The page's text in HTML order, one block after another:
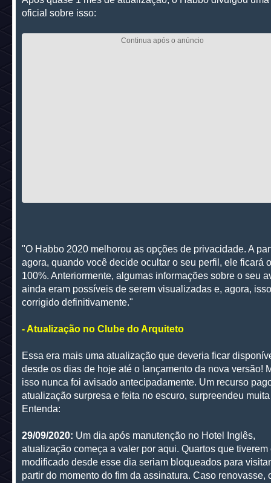
oficial sobre isso:
"O Habbo 2020 melhorou as opções de privacidade. A
agora, quando você decide ocultar o seu perfil, ele ficará
100%. Anteriormente, algumas informações sobre o seu
ainda eram possíveis de serem visualizadas e, agora,
corrigido definitivamente."
- Atualização no Clube do Arquiteto
Essa era mais uma atualização que deveria ficar
desde os dias de hoje até o lançamento da nova versão!
isso nunca foi avisado antecipadamente. Um recurso
atualização surpresa e feita no escuro, surpreendeu
Entenda:
29/09/2020: Um dia após manutenção no Hotel Inglês,
atualização começa a valer por aqui. Quartos que tiverem
modificado desde esse dia seriam bloqueados para
partir do momento do fim da assinatura. Caso renovasse,